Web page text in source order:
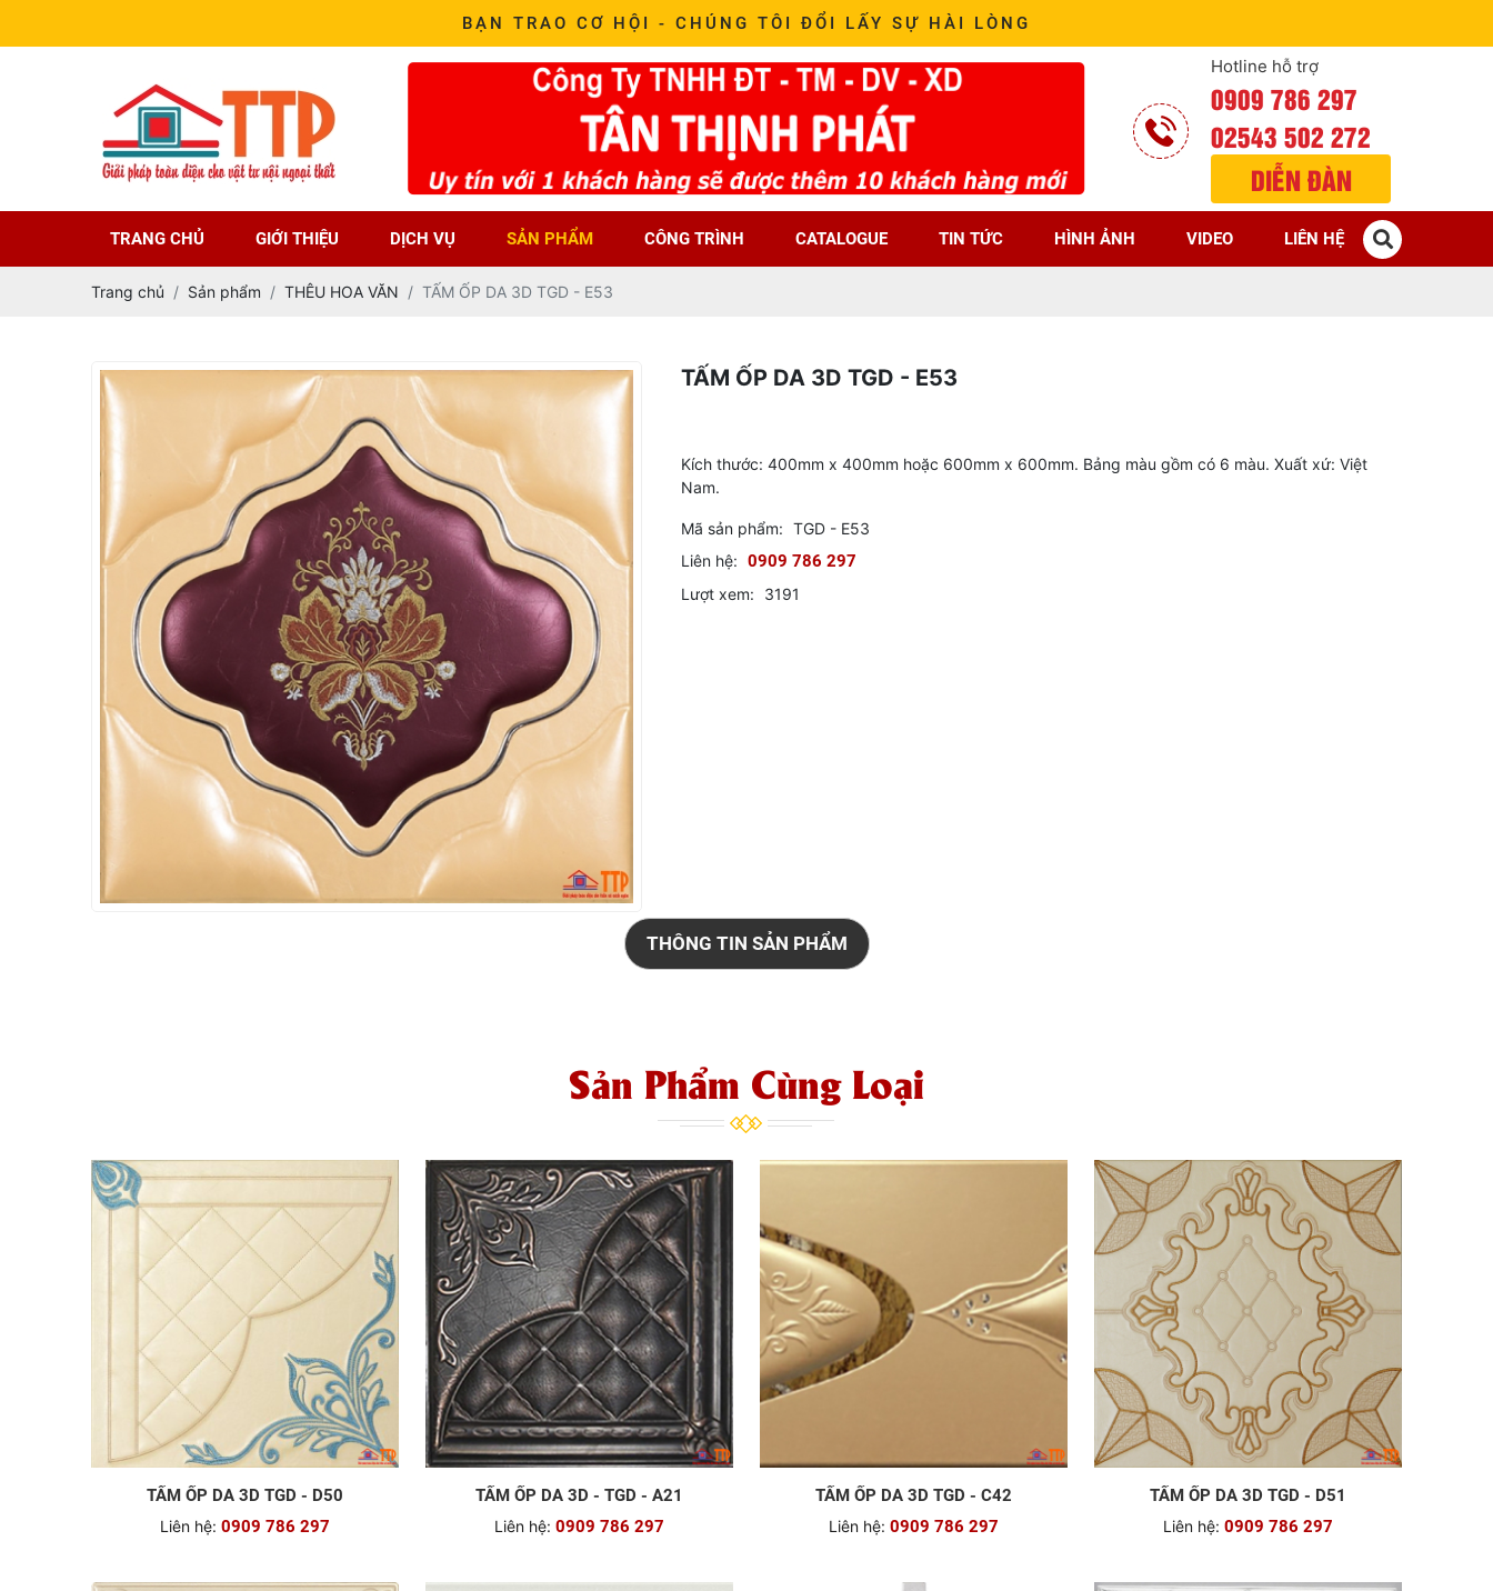
BẠN TRAO CƠ HỘI - CHÚNG TÔI ĐỔI LẤY SỰ HÀI LÒNG
Hotline hỗ trợ
0909 786 297
02543 502 272
DIỄN ĐÀN
TRANG CHỦ GIỚI THIỆU DỊCH VỤ SẢN PHẨM CÔNG TRÌNH CATALOGUE TIN TỨC HÌNH ẢNH VIDEO LIÊN HỆ
Trang chủ Sản phẩm THÊU HOA VĂN TẤM ỐP DA 3D TGD - E53
TẤM ỐP DA 3D TGD - E53
Kích thước: 400mm x 400mm hoặc 600mm x 600mm. Bảng màu gồm có 6 màu. Xuất xứ: Việt
Nam.
Mã sản phẩm: TGD - E53
Liên hệ: 0909 786 297
Lượt xem: 3191
THÔNG TIN SẢN PHẨM
Sản Phẩm Cùng Loại
TẤM ỐP DA 3D TGD - D50
Liên hệ: 0909 786 297
TẤM ỐP DA 3D - TGD - A21
Liên hệ: 0909 786 297
TẤM ỐP DA 3D TGD - C42
Liên hệ: 0909 786 297
TẤM ỐP DA 3D TGD - D51
Liên hệ: 0909 786 297